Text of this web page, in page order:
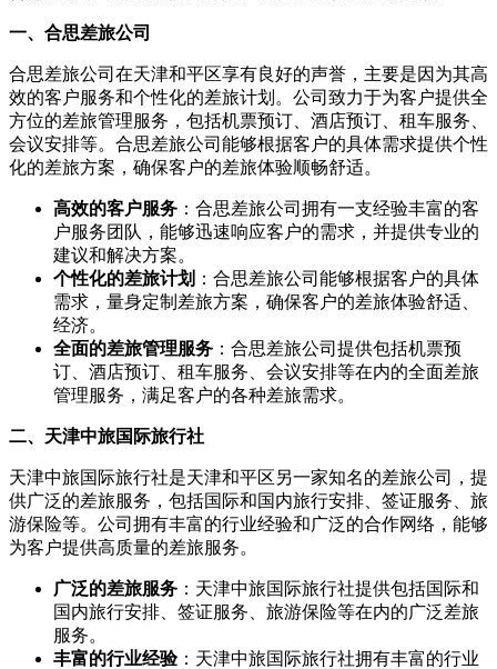
一、合思差旅公司
合思差旅公司在天津和平区享有良好的声誉，主要是因为其高
效的客户服务和个性化的差旅计划。公司致力于为客户提供全
方位的差旅管理服务，包括机票预订、酒店预订、租车服务、
会议安排等。合思差旅公司能够根据客户的具体需求提供个性
化的差旅方案，确保客户的差旅体验顺畅舒适。
高效的客户服务 ：合思差旅公司拥有一支经验丰富的客
户服务团队，能够迅速响应客户的需求，并提供专业的
建议和解决方案。
个性化的差旅计划 ：合思差旅公司能够根据客户的具体
需求，量身定制差旅方案，确保客户的差旅体验舒适、
经济。
全面的差旅管理服务 ：合思差旅公司提供包括机票预
订、酒店预订、租车服务、会议安排等在内的全面差旅
管理服务，满足客户的各种差旅需求。
二、天津中旅国际旅行社
天津中旅国际旅行社是天津和平区另一家知名的差旅公司，提
供广泛的差旅服务，包括国际和国内旅行安排、签证服务、旅
游保险等。公司拥有丰富的行业经验和广泛的合作网络，能够
为客户提供高质量的差旅服务。
广泛的差旅服务 ：天津中旅国际旅行社提供包括国际和
国内旅行安排、签证服务、旅游保险等在内的广泛差旅
服务。
丰富的行业经验：天津中旅国际旅行社拥有丰富的行业